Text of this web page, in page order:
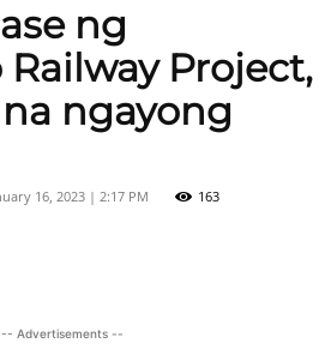
ng
Project,
ngayong
16, 2023 | 2:17 PM 163
-- Advertisements --